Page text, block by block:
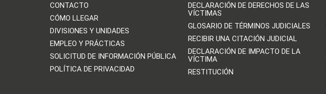
CONTACTO
CÓMO LLEGAR
DIVISIONES Y UNIDADES
EMPLEO Y PRÁCTICAS
SOLICITUD DE INFORMACIÓN PÚBLICA
POLÍTICA DE PRIVACIDAD
DECLARACIÓN DE DERECHOS DE LAS
VÍCTIMAS
GLOSARIO DE TÉRMINOS JUDICIALES
RECIBIR UNA CITACIÓN JUDICIAL
DECLARACIÓN DE IMPACTO DE LA
VÍCTIMA
RESTITUCIÓN